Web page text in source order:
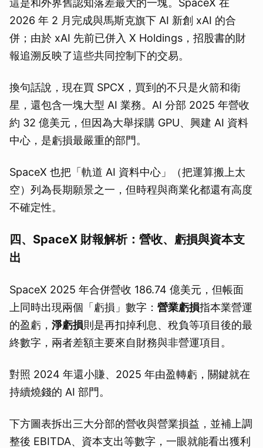
這是和外界舊認知落差最大的一塊。SpaceX 在
2026 年 2 月完成與馬斯克旗下 AI 新創 xAI 的合
併；由於 xAI 先前已併入 X Holdings，招股書的財
報追溯反映了這些共同控制下的交易。
換句話說，現在買 SPCX，買到的不只是火箭和衛
星，還包含一塊大型 AI 業務。AI 分部 2025 年營收
約 32 億美元，但因為大舉採購 GPU、興建 AI 資料
中心，是虧損最嚴重的部門。
SpaceX 也把「軌道 AI 資料中心」（把運算搬上太
空）列為長期願景之一，但時程與商業化都還有高度
不確定性。
四、SpaceX 財報解析：營收、虧損與資本支
出
SpaceX 2025 年合併營收 186.74 億美元，但帳面
上同時出現兩個「虧損」數字： 營業虧損指本業營運
的盈虧， 淨虧損則是再扣掉利息、稅負等項目後的最
終數字，兩者差額主要來自財務與非營運項目。
對照 2024 年還小賺、2025 年由盈轉虧，關鍵就在
持續燒錢的 AI 部門。
下方圖表拆出三大分部的營收與營業損益，並補上調
整後 EBITDA、資本支出等數字，一眼就能看出獲利